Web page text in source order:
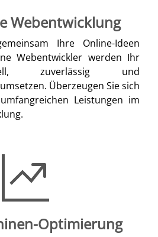
Webentwicklung
Ihre Online-Ideen
Webentwickler werden Ihr
zuverlässig und
Überzeugen Sie sich
Leistungen im
Optimierung